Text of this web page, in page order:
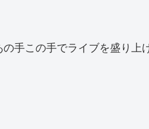
手この手でライブを盛り上